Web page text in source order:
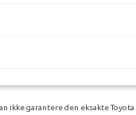
ikke garantere den eksakte